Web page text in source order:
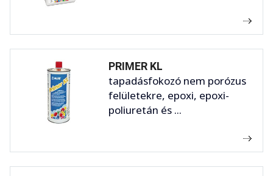
PRIMER KL
tapadásfokozó nem porózus
felületekre, epoxi, epoxi-
poliuretán és ...